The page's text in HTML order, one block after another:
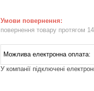
повернення товару протягом 14
У компанії підключені